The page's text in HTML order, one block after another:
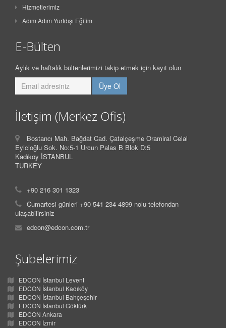
Hizmetlerimiz
Adım Adım Yurtdışı Eğitim
E-Bülten
Aylık ve haftalık bültenlerimizi takip etmek için kayıt olun
İletişim (Merkez Ofis)
Bostancı Mah. Bağdat Cad. Çatalçeşme Oramiral Celal
Eyicioğlu Sok. No:5-1 Urcun Palas B Blok D:5
Kadıköy İSTANBUL
TURKEY
+90 216 301 1323
Cumartesi günleri +90 541 234 4899 nolu telefondan
ulaşabilirsiniz
edcon@edcon.com.tr
Şubelerimiz
EDCON İstanbul Levent
EDCON İstanbul Kadıköy
EDCON İstanbul Bahçeşehir
EDCON İstanbul Göktürk
EDCON Ankara
EDCON İzmir